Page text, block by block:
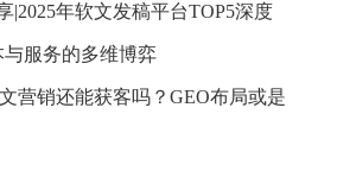
|2025年软文发稿平台TOP5深度
服务的多维博弈
营销还能获客吗？GEO布局或是